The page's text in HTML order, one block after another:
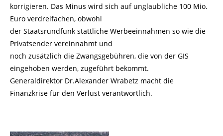
korrigieren. Das Minus wird sich auf unglaubliche 100 Mio.
Euro verdreifachen, obwohl
der Staatsrundfunk stattliche Werbeeinnahmen so wie die
Privatsender vereinnahmt und
noch zusätzlich die Zwangsgebühren, die von der GIS
eingehoben werden, zugeführt bekommt.
Generaldirektor Dr.Alexander Wrabetz macht die
Finanzkrise für den Verlust verantwortlich.